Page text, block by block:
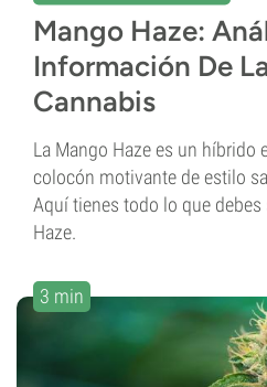
Mango Haze:
Información De
Cannabis
La Mango Haze es un híbrido
colocón motivante de estilo
Aquí tienes todo lo que debes
Haze.
3 min